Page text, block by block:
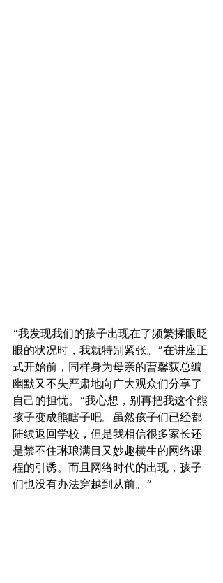
“我发现我们的孩子出现在了频繁揉眼眨
眼的状况时，我就特别紧张。”在讲座正
式开始前，同样身为母亲的曹馨荻总编
幽默又不失严肃地向广大观众们分享了
自己的担忧。“我心想，别再把我这个熊
孩子变成熊瞎子吧。 虽然孩子们已经都
陆续返回学校，但是我相信很多家长还
是禁不住琳琅满目又妙趣横生的网络课
程的引诱。而且网络时代的出现，孩子
们也没有办法穿越到从前。”